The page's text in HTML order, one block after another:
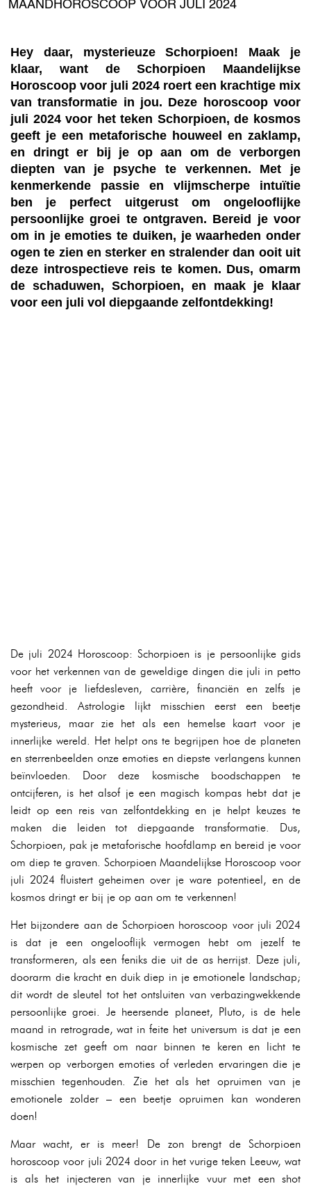
MAANDHOROSCOOP VOOR JULI 2024
Hey daar, mysterieuze Schorpioen! Maak je
klaar, want de Schorpioen Maandelijkse
Horoscoop voor juli 2024 roert een krachtige mix
van transformatie in jou. Deze horoscoop voor
juli 2024 voor het teken Schorpioen, de kosmos
geeft je een metaforische houweel en zaklamp,
en dringt er bij je op aan om de verborgen
diepten van je psyche te verkennen. Met je
kenmerkende passie en vlijmscherpe intuïtie
ben je perfect uitgerust om ongelooflijke
persoonlijke groei te ontgraven. Bereid je voor
om in je emoties te duiken, je waarheden onder
ogen te zien en sterker en stralender dan ooit uit
deze introspectieve reis te komen. Dus, omarm
de schaduwen, Schorpioen, en maak je klaar
voor een juli vol diepgaande zelfontdekking!
De juli 2024 Horoscoop: Schorpioen is je persoonlijke gids
voor het verkennen van de geweldige dingen die juli in petto
heeft voor je liefdesleven, carrière, financiën en zelfs je
gezondheid. Astrologie lijkt misschien eerst een beetje
mysterieus, maar zie het als een hemelse kaart voor je
innerlijke wereld. Het helpt ons te begrijpen hoe de planeten
en sterrenbeelden onze emoties en diepste verlangens kunnen
beïnvloeden. Door deze kosmische boodschappen te
ontcijferen, is het alsof je een magisch kompas hebt dat je
leidt op een reis van zelfontdekking en je helpt keuzes te
maken die leiden tot diepgaande transformatie. Dus,
Schorpioen, pak je metaforische hoofdlamp en bereid je voor
om diep te graven. Schorpioen Maandelijkse Horoscoop voor
juli 2024 fluistert geheimen over je ware potentieel, en de
kosmos dringt er bij je op aan om te verkennen!
Het bijzondere aan de Schorpioen horoscoop voor juli 2024
is dat je een ongelooflijk vermogen hebt om jezelf te
transformeren, als een feniks die uit de as herrijst. Deze juli,
doorarm die kracht en duik diep in je emotionele landschap;
dit wordt de sleutel tot het ontsluiten van verbazingwekkende
persoonlijke groei. Je heersende planeet, Pluto, is de hele
maand in retrograde, wat in feite het universum is dat je een
kosmische zet geeft om naar binnen te keren en licht te
werpen op verborgen emoties of verleden ervaringen die je
misschien tegenhouden. Zie het als het opruimen van je
emotionele zolder – een beetje opruimen kan wonderen
doen!
Maar wacht, er is meer! De zon brengt de Schorpioen
horoscoop voor juli 2024 door in het vurige teken Leeuw, wat
is als het injecteren van je innerlijke vuur met een shot